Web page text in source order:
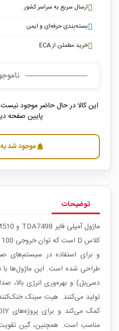
ارسال سریع به سراسر کشور
بسته‌بندی حرفه‌ای و ایمن
خرید مطمئن از ECA
این کالا در حال حاضر موجود
پایین صفحه
notificationsموجود شد
توضیحات
و برای استفاده در سیستم‌های
دسی‌بل) و بهره‌وری انرژی بالا،
تولید می‌کنند. هیت سینک